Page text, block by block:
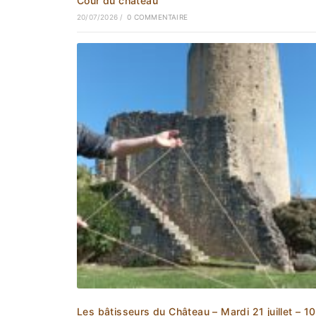
20/07/2026 / 0 COMMENTAIRE
Les bâtisseurs du Château – Mardi 21 juillet –